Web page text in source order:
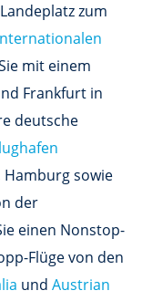
zum
mit einem
Frankfurt in
deutsche
sowie
der
einen Nonstop-
Flüge von den
und Austrian